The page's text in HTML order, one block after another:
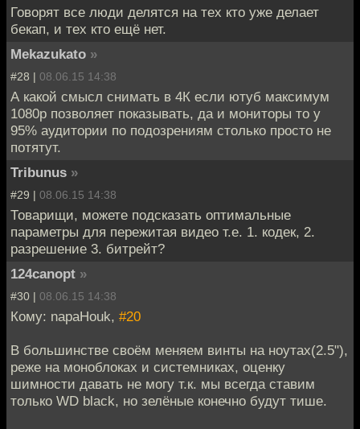
Говорят все люди делятся на тех кто уже делает
бекап, и тех кто ещё нет.
Mekazukato »
#28 | 08.06.15 14:38
А какой смысл снимать в 4К если ютуб максимум
1080p позволяет показывать, да и мониторы то у
95% аудитории по подозрениям столько просто не
потятут.
Tribunus »
#29 | 08.06.15 14:38
Товарищи, можете подсказать оптимальные
параметры для пережитая видео т.е. 1. кодек, 2.
разрешение 3. битрейт?
124canopt »
#30 | 08.06.15 14:38
Кому: napaHouk, #20
В большинстве своём меняем винты на ноутах(2.5"),
реже на моноблоках и системниках, оценку
шимности давать не могу т.к. мы всегда ставим
только WD black, но зелёные конечно будут тише.